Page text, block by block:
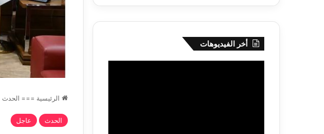
الرئيسية === الحدث
الحدث عاجل
أخر الفيديوهات